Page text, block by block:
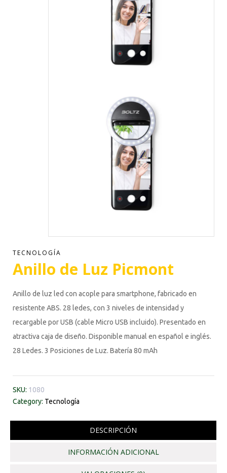
TECNOLOGÍA
Anillo de Luz Picmont
Anillo de luz led con acople para smartphone, fabricado en
resistente ABS. 28 ledes, con 3 niveles de intensidad y
recargable por USB (cable Micro USB incluido). Presentado en
atractiva caja de diseño. Disponible manual en español e inglés.
28 Ledes. 3 Posiciones de Luz. Batería 80 mAh
SKU: 1080
Category: Tecnología
DESCRIPCIÓN
INFORMACIÓN ADICIONAL